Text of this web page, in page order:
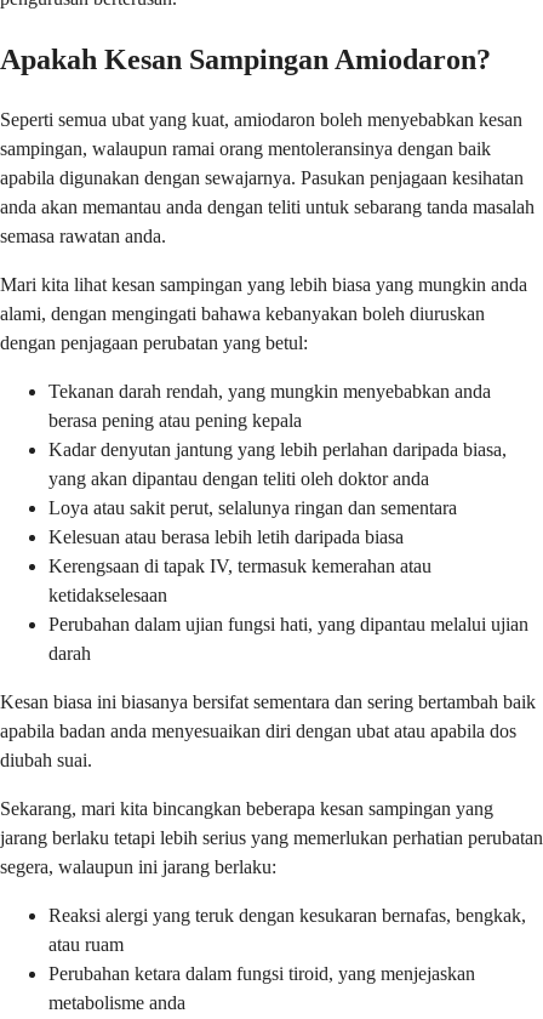
Apakah Kesan Sampingan Amiodaron?
Seperti semua ubat yang kuat, amiodaron boleh menyebabkan kesan
sampingan, walaupun ramai orang mentoleransinya dengan baik
apabila digunakan dengan sewajarnya. Pasukan penjagaan kesihatan
anda akan memantau anda dengan teliti untuk sebarang tanda masalah
semasa rawatan anda.
Mari kita lihat kesan sampingan yang lebih biasa yang mungkin anda
alami, dengan mengingati bahawa kebanyakan boleh diuruskan
dengan penjagaan perubatan yang betul:
Tekanan darah rendah, yang mungkin menyebabkan anda
berasa pening atau pening kepala
Kadar denyutan jantung yang lebih perlahan daripada biasa,
yang akan dipantau dengan teliti oleh doktor anda
Loya atau sakit perut, selalunya ringan dan sementara
Kelesuan atau berasa lebih letih daripada biasa
Kerengsaan di tapak IV, termasuk kemerahan atau
ketidakselesaan
Perubahan dalam ujian fungsi hati, yang dipantau melalui ujian
darah
Kesan biasa ini biasanya bersifat sementara dan sering bertambah baik
apabila badan anda menyesuaikan diri dengan ubat atau apabila dos
diubah suai.
Sekarang, mari kita bincangkan beberapa kesan sampingan yang
jarang berlaku tetapi lebih serius yang memerlukan perhatian perubatan
segera, walaupun ini jarang berlaku:
Reaksi alergi yang teruk dengan kesukaran bernafas, bengkak,
atau ruam
Perubahan ketara dalam fungsi tiroid, yang menjejaskan
metabolisme anda